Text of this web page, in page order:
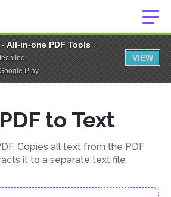
- All-in-one PDF Tools
Inc.
Play
VIEW
PDF to Text
Copies all text from the PDF
it to a separate text file